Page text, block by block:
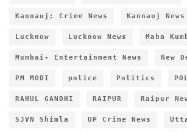
Kannauj: Crime News Kannauj News
Lucknow Lucknow News Maha
Mumbai- Entertainment News New
PM MODI police Politics
RAHUL GANDHI RAIPUR Raipur
SJVN Shimla UP Crime News